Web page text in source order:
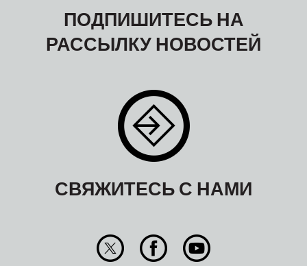
ПОДПИШИТЕСЬ НА
РАССЫЛКУ НОВОСТЕЙ
СВЯЖИТЕСЬ С НАМИ